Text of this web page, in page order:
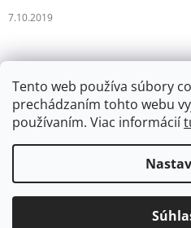
Tento web používa súbory
prechádzaním tohto webu
používaním. Viac informácií
7.10.2019
Copyright 2026LYŽÁRNA-